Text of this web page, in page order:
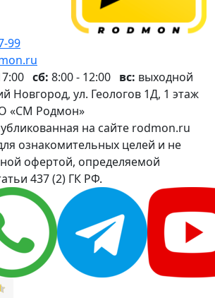
99
сб: 8:00 - 12:00 вс: выходной
Новгород, ул. Геологов 1Д, 1 этаж
«СМ Родмон»
на сайте rodmon.ru
ознакомительных целей и не
офертой, определяемой
437 (2) ГК РФ.